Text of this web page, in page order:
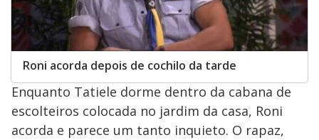
Roni acorda depois de cochilo da tarde
Enquanto Tatiele dorme dentro da cabana de
escolteiros colocada no jardim da casa, Roni
acorda e parece um tanto inquieto. O rapaz,